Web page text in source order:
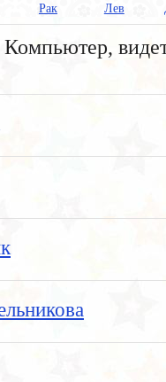
Рак Лев